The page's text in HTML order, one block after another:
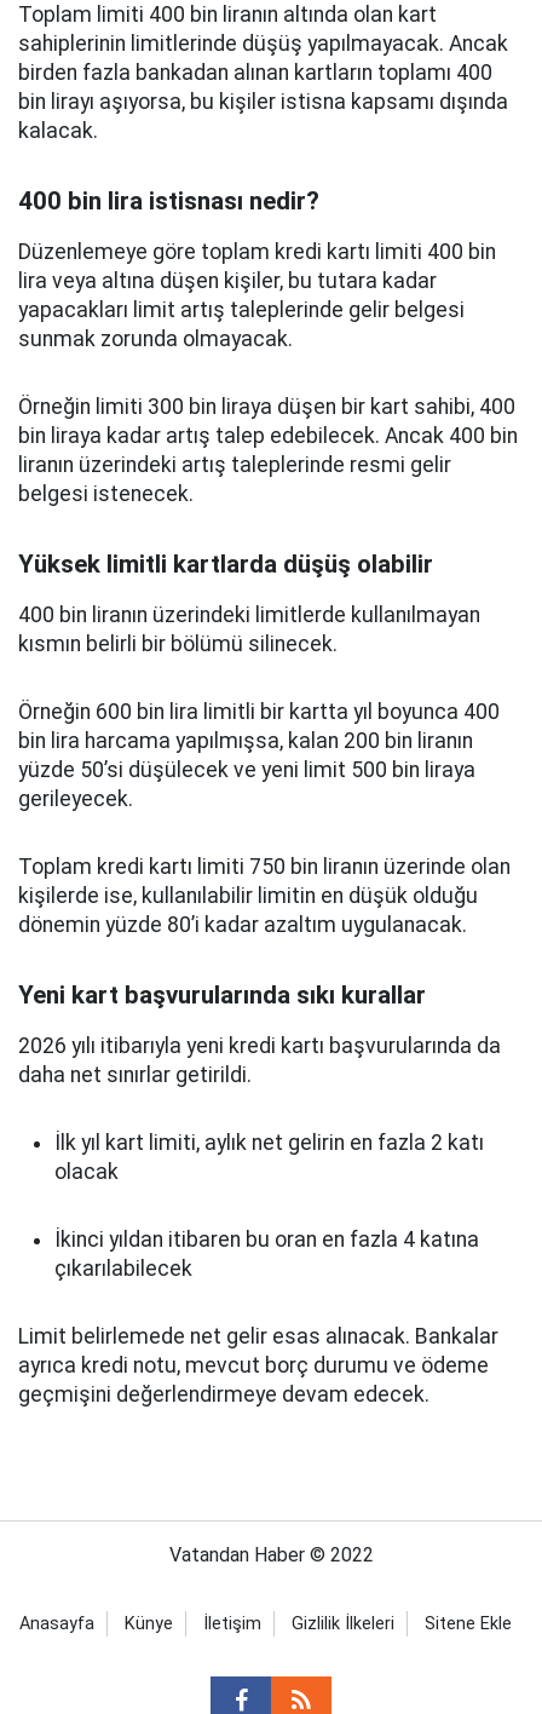
Toplam limiti 400 bin liranın altında olan kart
sahiplerinin limitlerinde düşüş yapılmayacak. Ancak
birden fazla bankadan alınan kartların toplamı 400
bin lirayı aşıyorsa, bu kişiler istisna kapsamı dışında
kalacak.
400 bin lira istisnası nedir?
Düzenlemeye göre toplam kredi kartı limiti 400 bin
lira veya altına düşen kişiler, bu tutara kadar
yapacakları limit artış taleplerinde gelir belgesi
sunmak zorunda olmayacak.
Örneğin limiti 300 bin liraya düşen bir kart sahibi, 400
bin liraya kadar artış talep edebilecek. Ancak 400 bin
liranın üzerindeki artış taleplerinde resmi gelir
belgesi istenecek.
Yüksek limitli kartlarda düşüş olabilir
400 bin liranın üzerindeki limitlerde kullanılmayan
kısmın belirli bir bölümü silinecek.
Örneğin 600 bin lira limitli bir kartta yıl boyunca 400
bin lira harcama yapılmışsa, kalan 200 bin liranın
yüzde 50’si düşülecek ve yeni limit 500 bin liraya
gerileyecek.
Toplam kredi kartı limiti 750 bin liranın üzerinde olan
kişilerde ise, kullanılabilir limitin en düşük olduğu
dönemin yüzde 80’i kadar azaltım uygulanacak.
Yeni kart başvurularında sıkı kurallar
2026 yılı itibarıyla yeni kredi kartı başvurularında da
daha net sınırlar getirildi.
İlk yıl kart limiti, aylık net gelirin en fazla 2 katı
olacak
İkinci yıldan itibaren bu oran en fazla 4 katına
çıkarılabilecek
Limit belirlemede net gelir esas alınacak. Bankalar
ayrıca kredi notu, mevcut borç durumu ve ödeme
geçmişini değerlendirmeye devam edecek.
Vatandan Haber © 2022
Anasayfa Künye İletişim Gizlilik İlkeleri Sitene Ekle